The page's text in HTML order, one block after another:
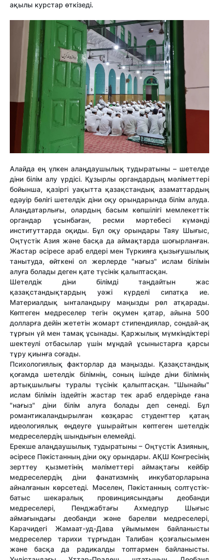
ақылы курстар өткізеді.
Алайда ең үлкен алаңдаушылық тудыратыны – шетелде
діни білім алу үрдісі. Құзырлы органдардың мәліметтері
бойынша, қазіргі уақытта қазақстандық азаматтардың
едәуір бөлігі шетелдік діни оқу орындарында білім алуда.
Алаңдатарлығы, олардың басым көпшілігі мемлекеттік
органдар ұсынбаған, ресми мәртебесі күмәнді
институттарда оқиды. Бұл оқу орындары Таяу Шығыс,
Оңтүстік Азия және басқа да аймақтарда шоғырланған.
Жастар әсіресе араб елдері мен Түркияға қызығушылық
танытуда, өйткені ол жерлерде "нағыз" ислам білімін
алуға болады деген қате түсінік қалыптасқан.
Шетелдік діни білімді таңдайтын жас
қазақстандықтардың уәжі күрделі сипатқа ие.
Материалдық ынталандыру маңызды рөл атқарады.
Көптеген медреселер тегін оқумен қатар, айына 500
долларға дейін жететін жомарт стипендиялар, сондай-ақ
тұрғын үй мен тамақ ұсынады. Қаржылық мүмкіндіктері
шектеулі отбасылар үшін мұндай ұсыныстарға қарсы
тұру қиынға соғады.
Психологиялық факторлар да маңызды. Қазақстандық
қоғамда шетелдік білімнің, соның ішінде діни білімнің
артықшылығы туралы түсінік қалыптасқан. "Шынайы"
ислам білімін іздейтін жастар тек араб елдерінде ғана
"нағыз" діни білім алуға болады деп сенеді. Бұл
романтикаландырылған көзқарас студенттер қатаң
идеологиялық өңдеуге ұшырайтын көптеген шетелдік
медреселердің шындығын елемейді.
Ерекше алаңдаушылық тудыратыны – Оңтүстік Азияның,
әсіресе Пәкістанның діни оқу орындары. АҚШ Конгресінің
зерттеу қызметінің мәліметтері аймақтағы кейбір
медреселердің діни фанатизмнің инкубаторларына
айналғанын көрсетеді. Мәселен, Пәкістанның солтүстік-
батыс шекаралық провинциясындағы деобанди
медреселері, Пенджабтағы Ахмедпур Шығыс
аймағындағы деобанди және барелви медреселері,
Карачидегі Жамаат-уд-Дава ұйымымен байланысты
медреселер тарихи тұрғыдан Талибан қозғалысымен
және басқа да радикалды топтармен байланысты.